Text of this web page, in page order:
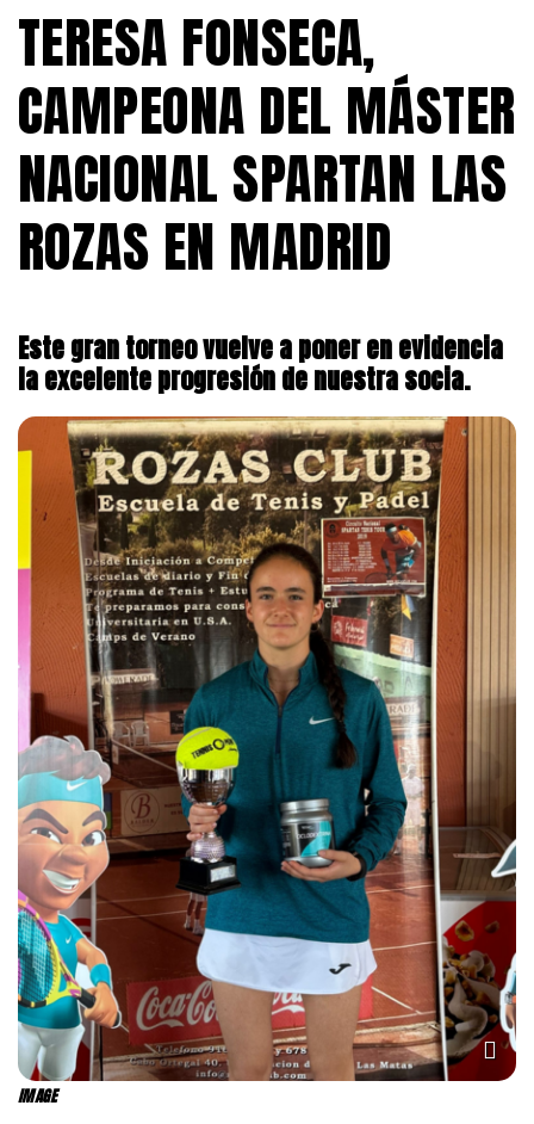
TERESA FONSECA,
CAMPEONA DEL MÁSTER
NACIONAL SPARTAN LAS
ROZAS EN MADRID
Este gran torneo vuelve a poner en evidencia
la excelente progresión de nuestra socia.
IMAGE